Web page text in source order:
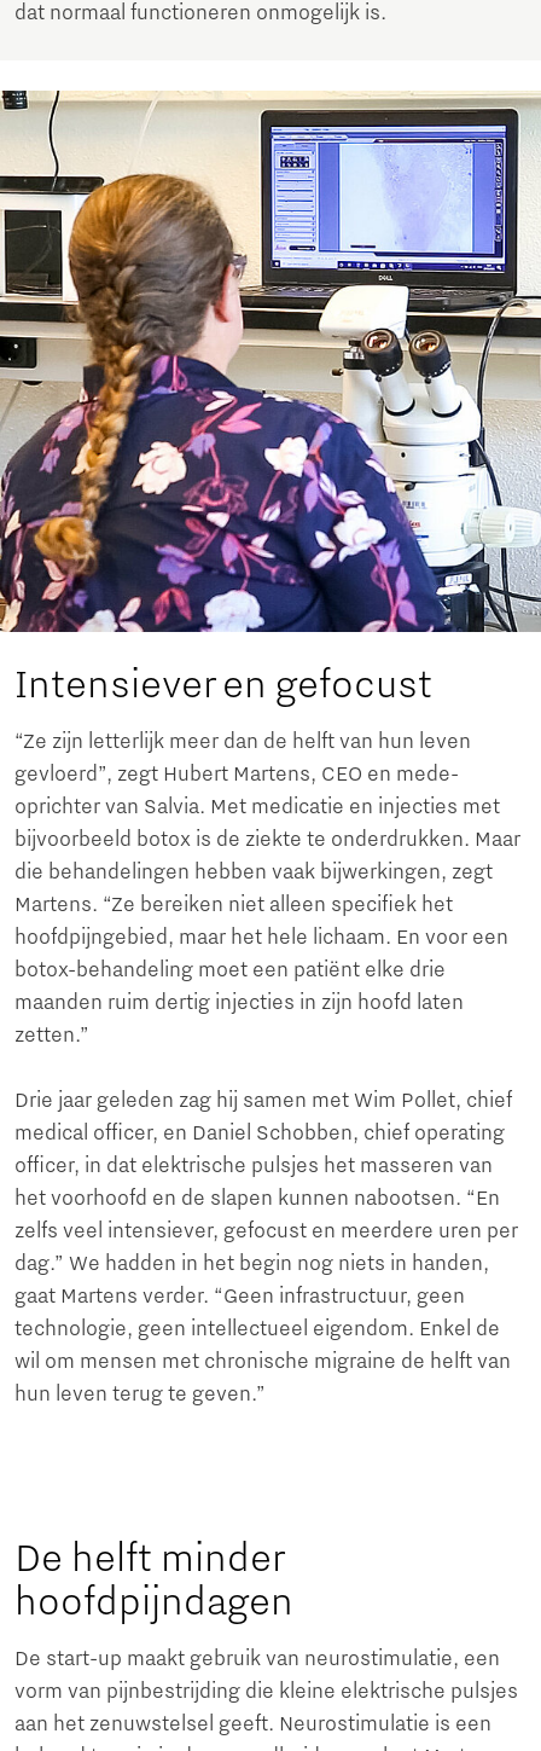
dat normaal functioneren onmogelijk is.
Intensiever en gefocust
“Ze zijn letterlijk meer dan de helft van hun leven
gevloerd”, zegt Hubert Martens, CEO en mede-
oprichter van Salvia. Met medicatie en injecties met
bijvoorbeeld botox is de ziekte te onderdrukken. Maar
die behandelingen hebben vaak bijwerkingen, zegt
Martens. “Ze bereiken niet alleen specifiek het
hoofdpijngebied, maar het hele lichaam. En voor een
botox-behandeling moet een patiënt elke drie
maanden ruim dertig injecties in zijn hoofd laten
zetten.”
Drie jaar geleden zag hij samen met Wim Pollet, chief
medical officer, en Daniel Schobben, chief operating
officer, in dat elektrische pulsjes het masseren van
het voorhoofd en de slapen kunnen nabootsen. “En
zelfs veel intensiever, gefocust en meerdere uren per
dag.” We hadden in het begin nog niets in handen,
gaat Martens verder. “Geen infrastructuur, geen
technologie, geen intellectueel eigendom. Enkel de
wil om mensen met chronische migraine de helft van
hun leven terug te geven.”
De helft minder
hoofdpijndagen
De start-up maakt gebruik van neurostimulatie, een
vorm van pijnbestrijding die kleine elektrische pulsjes
aan het zenuwstelsel geeft. Neurostimulatie is een